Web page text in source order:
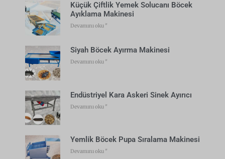
Küçük Çiftlik Yemek Solucanı Böcek
Ayıklama Makinesi
Devamını oku "
Siyah Böcek Ayırma Makinesi
Devamını oku "
Endüstriyel Kara Askeri Sinek Ayırıcı
Devamını oku "
Yemlik Böcek Pupa Sıralama Makinesi
Devamını oku "